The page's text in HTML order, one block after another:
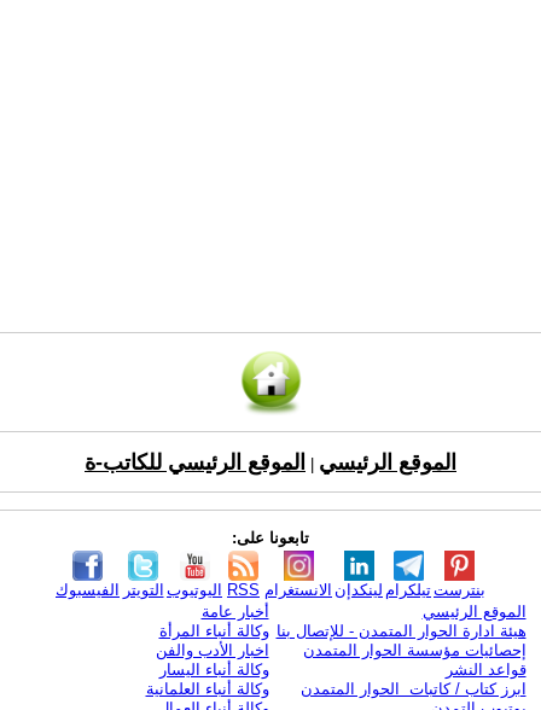
الموقع الرئيسي الموقع الرئيسي للكاتب-ة
تابعونا على:
الفيسبوك التويتر اليوتيوب RSS الانستغرام لينكدإن تيلكرامبنترست
الموقع الرئيسي
هيئة ادارة الحوار المتمدن - للإتصال بنا
إحصائيات مؤسسة الحوار المتمدن
قواعد النشر
ابرز كتاب / كاتبات الحوار المتمدن
أخبار عامة
وكالة أنباء المرأة
اخبار الأدب والفن
وكالة أنباء اليسار
وكالة أنباء العلمانية